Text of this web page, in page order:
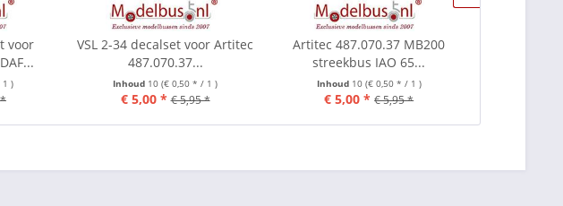
voor
1 )
VSL 2-34 decalset voor Artitec
487.070.37...
Inhoud 10(€ 0,50 * / 1 )
€ 5,00 * € 5,95 *
Artitec 487.070.37 MB200
streekbus IAO 65...
Inhoud 10 (€ 0,50 * / 1 )
€ 5,00 * € 5,95 *